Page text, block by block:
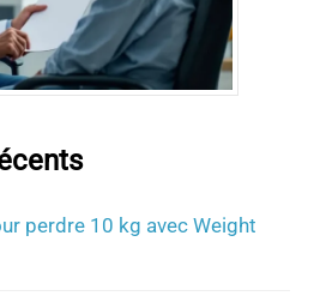
perdre 10 kg avec Weight